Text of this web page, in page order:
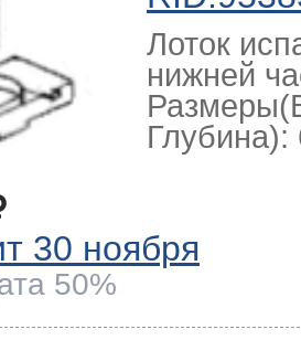
Лоток
нижней
Глубина):
30 ноября
50%